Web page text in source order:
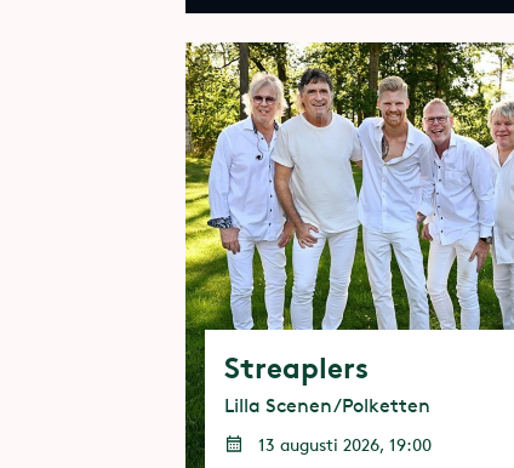
Streaplers
Lilla Scenen/Polketten
13 augusti 2026, 19:00